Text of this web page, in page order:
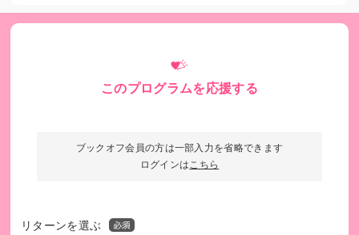
経済的に保護者に頼ることが難しい25歳までの若者に現金給
このプログラムを応援する
ブックオフ会員の方は一部入力を省略できます
ログインはこちら
リターンを選ぶ